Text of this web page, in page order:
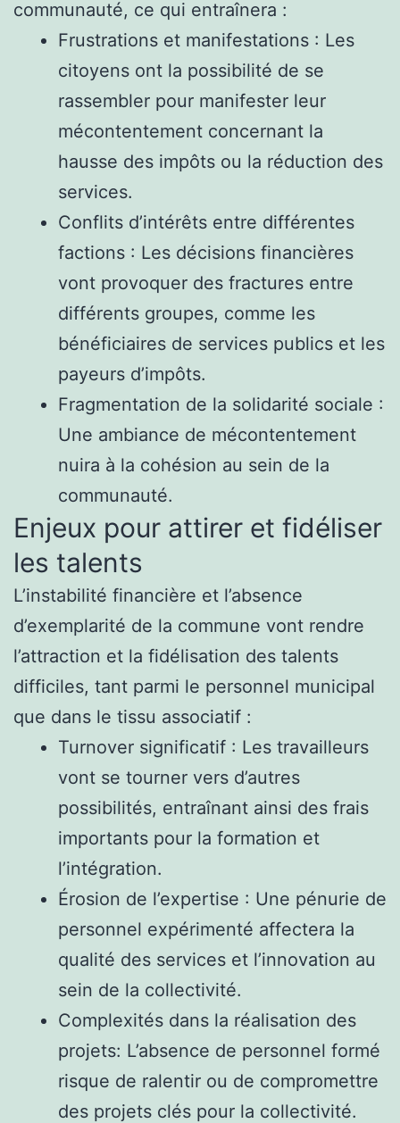
communauté, ce qui entraînera :
Frustrations et manifestations : Les
citoyens ont la possibilité de se
rassembler pour manifester leur
mécontentement concernant la
hausse des impôts ou la réduction des
services.
Conflits d’intérêts entre différentes
factions : Les décisions financières
vont provoquer des fractures entre
différents groupes, comme les
bénéficiaires de services publics et les
payeurs d’impôts.
Fragmentation de la solidarité sociale :
Une ambiance de mécontentement
nuira à la cohésion au sein de la
communauté.
Enjeux pour attirer et fidéliser
les talents
L’instabilité financière et l’absence
d’exemplarité de la commune vont rendre
l’attraction et la fidélisation des talents
difficiles, tant parmi le personnel municipal
que dans le tissu associatif :
Turnover significatif : Les travailleurs
vont se tourner vers d’autres
possibilités, entraînant ainsi des frais
importants pour la formation et
l’intégration.
Érosion de l’expertise : Une pénurie de
personnel expérimenté affectera la
qualité des services et l’innovation au
sein de la collectivité.
Complexités dans la réalisation des
projets: L’absence de personnel formé
risque de ralentir ou de compromettre
des projets clés pour la collectivité.